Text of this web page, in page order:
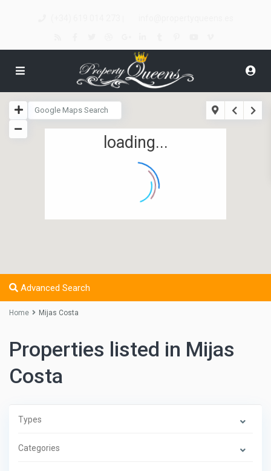
loading...
Advanced Search
Home Mijas Costa
Properties listed in Mijas
Costa
Types
Categories